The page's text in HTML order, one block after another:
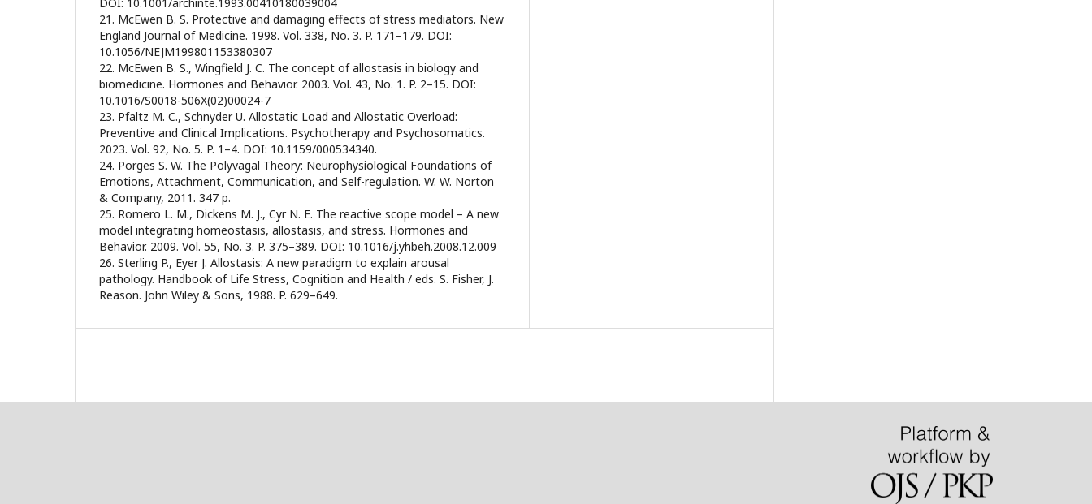
21. McEwen B. S. Protective and damaging effects of stress mediators. New
England Journal of Medicine. 1998. Vol. 338, No. 3. P. 171–179. DOI:
10.1056/NEJM199801153380307
22. McEwen B. S., Wingfield J. C. The concept of allostasis in biology and
biomedicine. Hormones and Behavior. 2003. Vol. 43, No. 1. P. 2–15. DOI:
10.1016/S0018-506X(02)00024-7
23. Pfaltz M. C., Schnyder U. Allostatic Load and Allostatic Overload:
Preventive and Clinical Implications. Psychotherapy and Psychosomatics.
2023. Vol. 92, No. 5. P. 1–4. DOI: 10.1159/000534340.
24. Porges S. W. The Polyvagal Theory: Neurophysiological Foundations of
Emotions, Attachment, Communication, and Self-regulation. W. W. Norton
& Company, 2011. 347 p.
25. Romero L. M., Dickens M. J., Cyr N. E. The reactive scope model – A new
model integrating homeostasis, allostasis, and stress. Hormones and
Behavior. 2009. Vol. 55, No. 3. P. 375–389. DOI: 10.1016/j.yhbeh.2008.12.009
26. Sterling P., Eyer J. Allostasis: A new paradigm to explain arousal
pathology. Handbook of Life Stress, Cognition and Health / eds. S. Fisher, J.
Reason. John Wiley & Sons, 1988. P. 629–649.